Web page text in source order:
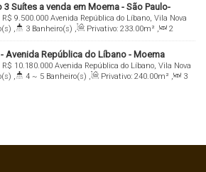
4219.00m²
3 Suítes a venda em Moema - São Paulo-
R$ 9.500.000 Avenida República do Líbano, Vila Nova
100, Moema, São Paulo, São Paulo, Brasil
, 3 Banheiro(s) , Privativo: 233.00m² ,
2
, Total: 233.00m² , 4 Vaga(s) ,
Útil:
- Avenida República do Líbano - Moema
R$ 10.180.000 Avenida República do Líbano, Vila Nova
300, Moema, São Paulo, São Paulo, Brasil
, 4 ~ 5 Banheiro(s) , Privativo: 240.00m² ,
3